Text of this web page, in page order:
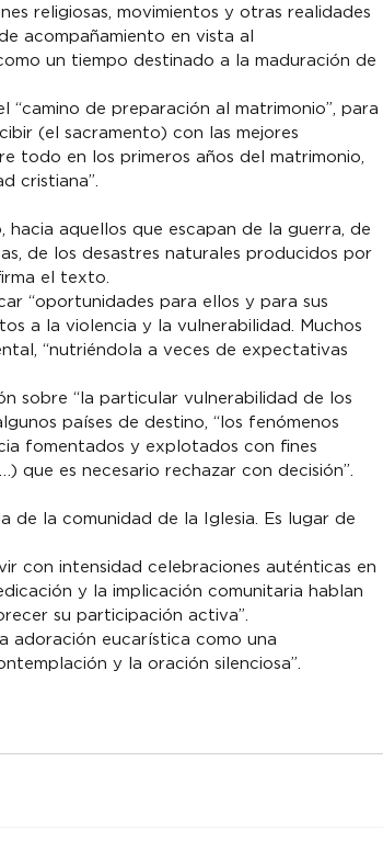
religiosas, movimientos y otras realidades
acompañamiento en vista al
un tiempo destinado a la maduración de
de preparación al matrimonio”, para
(el sacramento) con las mejores
todo en los primeros años del matrimonio,
cristiana”.
aquellos que escapan de la guerra, de
de los desastres naturales producidos por
el texto.
“oportunidades para ellos y para sus
a la violencia y la vulnerabilidad. Muchos
“nutriéndola a veces de expectativas
sobre “la particular vulnerabilidad de los
países de destino, “los fenómenos
fomentados y explotados con fines
que es necesario rechazar con decisión”.
de la comunidad de la Iglesia. Es lugar de
con intensidad celebraciones auténticas en
y la implicación comunitaria hablan
su participación activa”.
adoración eucarística como una
y la oración silenciosa”.